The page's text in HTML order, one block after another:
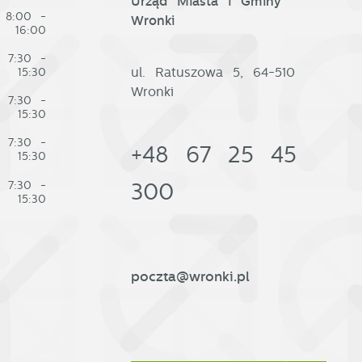
8:00 -
16:00
7:30 -
15:30
7:30 -
15:30
7:30 -
15:30
7:30 -
15:30
Wronki
ul. Ratuszowa 5, 64-510
Wronki
+48 67 25 45
300
poczta@wronki.pl